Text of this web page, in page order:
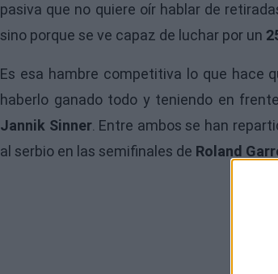
pasiva que no quiere oír hablar de
sino porque se ve capaz de luchar por un
Es esa hambre competitiva lo que hace
haberlo ganado todo y teniendo en
Jannik Sinner. Entre ambos se han
al serbio en las semifinales de Roland